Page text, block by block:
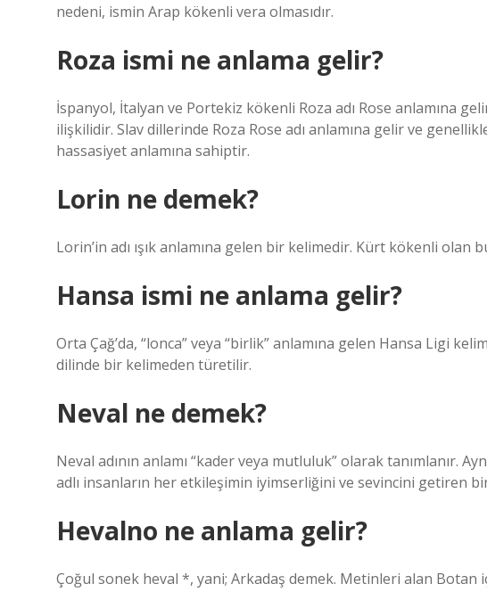
nedeni, ismin Arap kökenli vera olmasıdır.
Roza ismi ne anlama gelir?
İspanyol, İtalyan ve Portekiz kökenli Roza adı Rose anlamına
ilişkilidir. Slav dillerinde Roza Rose adı anlamına gelir ve
hassasiyet anlamına sahiptir.
Lorin ne demek?
Lorin’in adı ışık anlamına gelen bir kelimedir. Kürt kökenli olan
Hansa ismi ne anlama gelir?
Orta Çağ’da, “lonca” veya “birlik” anlamına gelen Hansa Ligi
dilinde bir kelimeden türetilir.
Neval ne demek?
Neval adının anlamı “kader veya mutluluk” olarak tanımlanır.
adlı insanların her etkileşimin iyimserliğini ve sevincini getiren
Hevalno ne anlama gelir?
Çoğul sonek heval *, yani; Arkadaş demek. Metinleri alan Botan